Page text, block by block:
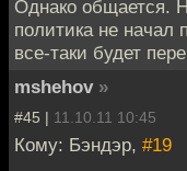
Однако общается.
политика не начал
все-таки будет
mshehov »
#45 | 11.10.11 10:45
Кому: Бэндэр, #19